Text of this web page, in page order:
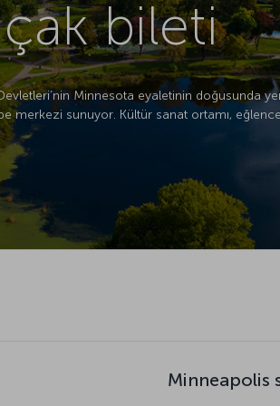
bileti
Minnesota eyaletinin doğusunda
merkezi sunuyor. Kültür sanat ortamı,
Minneapolis